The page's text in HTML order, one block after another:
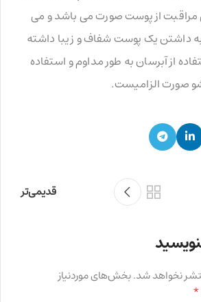
از پوست صورت می باشد و می
داشتن یک پوست شفاف و زیبا داشته
از آبرسان به طور مداوم و استفاده
صورت الزامیست.
قدیمی‌تر
نخواهد شد.بخش‌های موردنیاز
*